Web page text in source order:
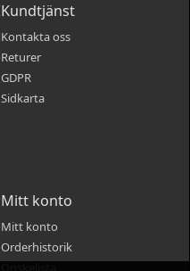
Kundtjänst
Kontakta oss
Returer
GDPR
Sidkarta
Mitt konto
Mitt konto
Orderhistorik